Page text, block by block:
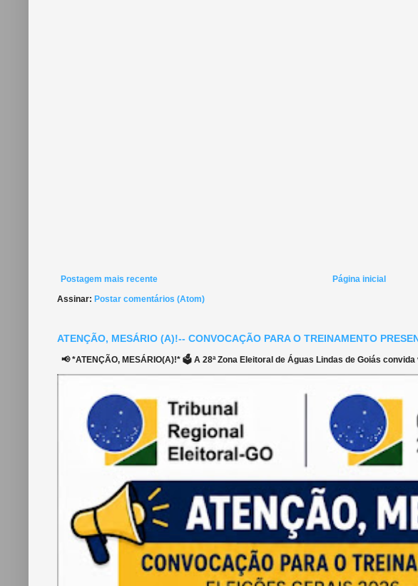
Postagem mais recente
Página inicial
Assinar: Postar comentários (Atom)
ATENÇÃO, MESÁRIO (A)!-- CONVOCAÇÃO PARA O TREINAMENTO
📢 *ATENÇÃO, MESÁRIO(A)!* 🗳️ A 28ª Zona Eleitoral de Águas Lindas de Goiás